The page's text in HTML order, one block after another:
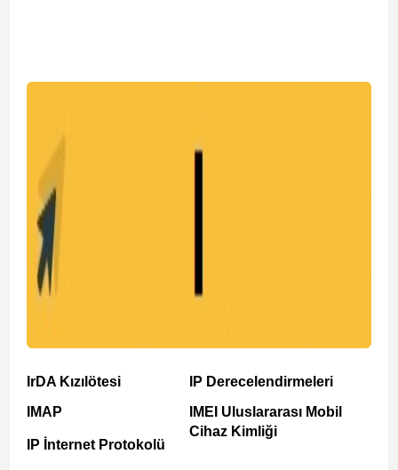
IrDA Kızılötesi
IMAP
IP İnternet Protokolü
IP Derecelendirmeleri
IMEI Uluslararası Mobil
Cihaz Kimliği